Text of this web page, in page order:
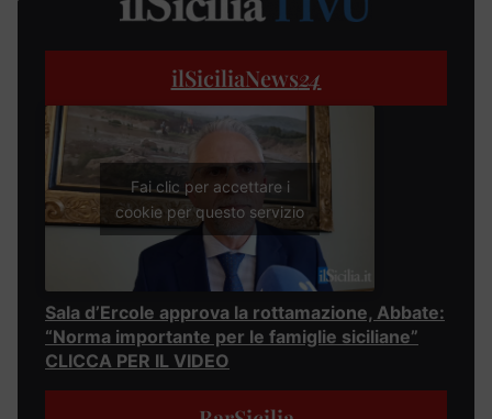
ilSiciliaNews24
Fai clic per accettare i
cookie per questo servizio
Sala d’Ercole approva la rottamazione, Abbate:
“Norma importante per le famiglie siciliane”
CLICCA PER IL VIDEO